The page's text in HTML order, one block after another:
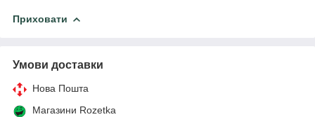
Приховати
Умови доставки
Нова Пошта
Магазини Rozetka